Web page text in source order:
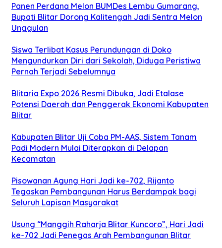
Panen Perdana Melon BUMDes Lembu Gumarang,
Bupati Blitar Dorong Kalitengah Jadi Sentra Melon
Unggulan
Siswa Terlibat Kasus Perundungan di Doko
Mengundurkan Diri dari Sekolah, Diduga Peristiwa
Pernah Terjadi Sebelumnya
Blitaria Expo 2026 Resmi Dibuka, Jadi Etalase
Potensi Daerah dan Penggerak Ekonomi Kabupaten
Blitar
Kabupaten Blitar Uji Coba PM-AAS, Sistem Tanam
Padi Modern Mulai Diterapkan di Delapan
Kecamatan
Pisowanan Agung Hari Jadi ke-702, Rijanto
Tegaskan Pembangunan Harus Berdampak bagi
Seluruh Lapisan Masyarakat
Usung “Manggih Raharja Blitar Kuncoro”, Hari Jadi
ke-702 Jadi Penegas Arah Pembangunan Blitar